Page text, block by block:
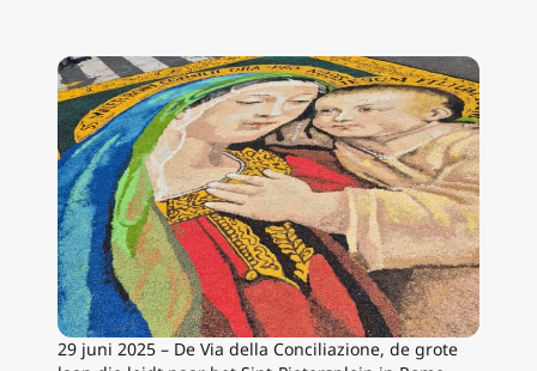
29 juni 2025 – De Via della Conciliazione, de grote